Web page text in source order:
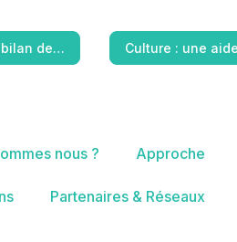
bilan de… Culture : une
nous ? Approche
Partenaires & Réseaux